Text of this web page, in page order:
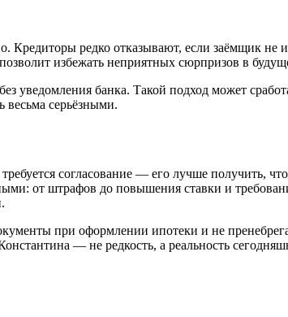
Кредиторы редко отказывают, если заёмщик не
избежать неприятных сюрпризов в
уведомления банка. Такой подход может
весьма серьёзными.
согласование — его лучше получить,
от штрафов до повышения ставки и
при оформлении ипотеки и не
— не редкость, а реальность